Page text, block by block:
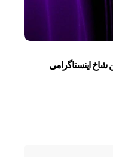
شاخ اینستاگرامی